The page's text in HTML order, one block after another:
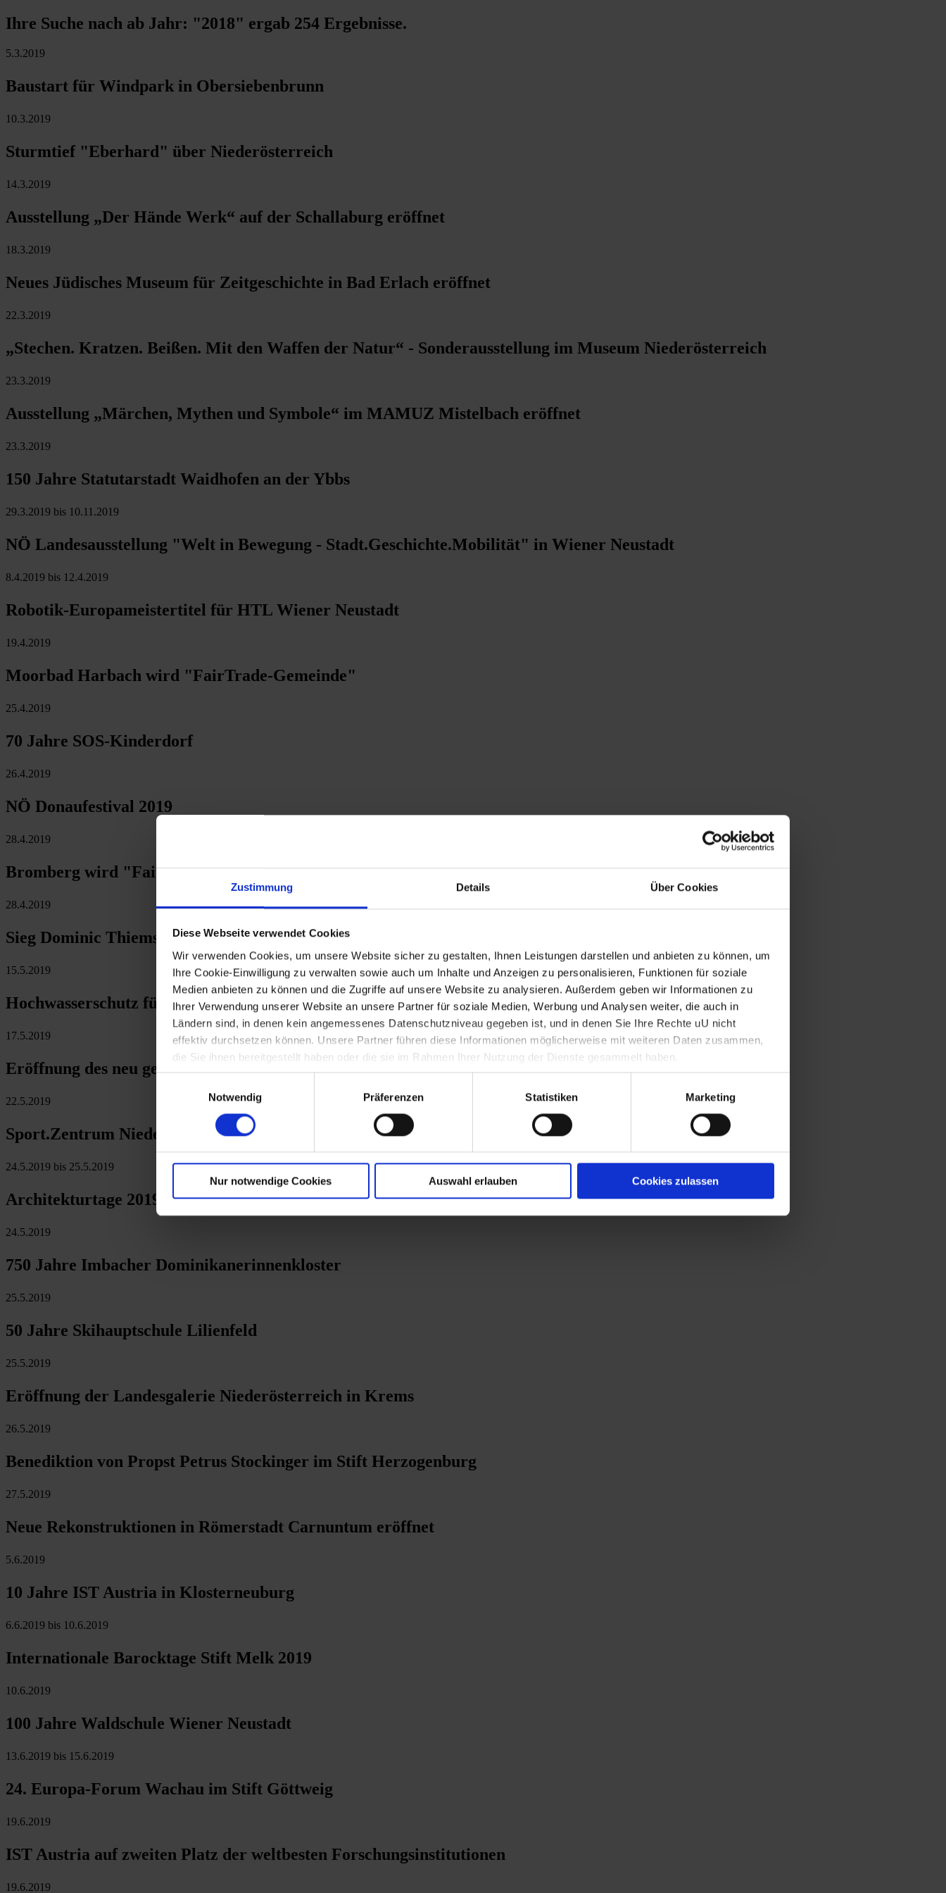
Zustimmung Details Über Cookies
Diese Webseite verwendet Cookies
Wir verwenden Cookies, um unsere Website sicher zu gestalten, Ihnen Leistungen darstellen und anbieten zu können, um
Ihre Cookie-Einwilligung zu verwalten sowie auch um Inhalte und Anzeigen zu personalisieren, Funktionen für soziale
Medien anbieten zu können und die Zugriffe auf unsere Website zu analysieren. Außerdem geben wir Informationen zu
Ihrer Verwendung unserer Website an unsere Partner für soziale Medien, Werbung und Analysen weiter, die auch in
Ländern sind, in denen kein angemessenes Datenschutzniveau gegeben ist, und in denen Sie Ihre Rechte uU nicht
effektiv durchsetzen können. Unsere Partner führen diese Informationen möglicherweise mit weiteren Daten zusammen,
die Sie ihnen bereitgestellt haben oder die sie im Rahmen Ihrer Nutzung der Dienste gesammelt haben.
Notwendig
Präferenzen Statistiken Marketing
Nur notwendige Cookies Auswahl erlauben Cookies zulassen
Ihre Suche nach ab Jahr: "2018" ergab 254 Ergebnisse.
5.3.2019
Baustart für Windpark in Obersiebenbrunn
10.3.2019
Sturmtief "Eberhard" über Niederösterreich
14.3.2019
Ausstellung „Der Hände Werk“ auf der Schallaburg eröffnet
18.3.2019
Neues Jüdisches Museum für Zeitgeschichte in Bad Erlach eröffnet
22.3.2019
„Stechen. Kratzen. Beißen. Mit den Waffen der Natur“ - Sonderausstellung im Museum Niederösterreich
23.3.2019
Ausstellung „Märchen, Mythen und Symbole“ im MAMUZ Mistelbach eröffnet
23.3.2019
150 Jahre Statutarstadt Waidhofen an der Ybbs
29.3.2019 bis 10.11.2019
NÖ Landesausstellung "Welt in Bewegung - Stadt.Geschichte.Mobilität" in Wiener Neustadt
8.4.2019 bis 12.4.2019
Robotik-Europameistertitel für HTL Wiener Neustadt
19.4.2019
Moorbad Harbach wird "FairTrade-Gemeinde"
25.4.2019
70 Jahre SOS-Kinderdorf
26.4.2019
NÖ Donaufestival 2019
28.4.2019
Bromberg wird "FairTrade-Gemeinde"
28.4.2019
Sieg Dominic Thiems in Barcelona
15.5.2019
Hochwasserschutz für Raabs an der Thaya
17.5.2019
Eröffnung des neu gestalteten Stiftes Dürnstein
22.5.2019
Sport.Zentrum Niederösterreich zum Olympiazentrum zertifiziert
24.5.2019 bis 25.5.2019
Architekturtage 2019
24.5.2019
750 Jahre Imbacher Dominikanerinnenkloster
25.5.2019
50 Jahre Skihauptschule Lilienfeld
25.5.2019
Eröffnung der Landesgalerie Niederösterreich in Krems
26.5.2019
Benediktion von Propst Petrus Stockinger im Stift Herzogenburg
27.5.2019
Neue Rekonstruktionen in Römerstadt Carnuntum eröffnet
5.6.2019
10 Jahre IST Austria in Klosterneuburg
6.6.2019 bis 10.6.2019
Internationale Barocktage Stift Melk 2019
10.6.2019
100 Jahre Waldschule Wiener Neustadt
13.6.2019 bis 15.6.2019
24. Europa-Forum Wachau im Stift Göttweig
19.6.2019
IST Austria auf zweiten Platz der weltbesten Forschungsinstitutionen
19.6.2019